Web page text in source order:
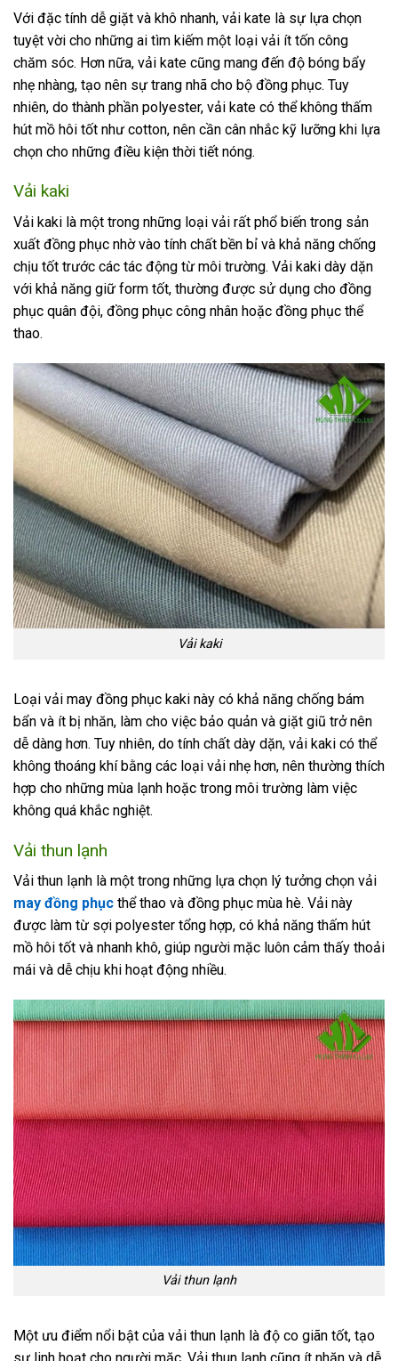
Với đặc tính dễ giặt và khô nhanh, vải kate là sự lựa chọn
tuyệt vời cho những ai tìm kiếm một loại vải ít tốn công
chăm sóc. Hơn nữa, vải kate cũng mang đến độ bóng bẩy
nhẹ nhàng, tạo nên sự trang nhã cho bộ đồng phục. Tuy
nhiên, do thành phần polyester, vải kate có thể không thấm
hút mồ hôi tốt như cotton, nên cần cân nhắc kỹ lưỡng khi lựa
chọn cho những điều kiện thời tiết nóng.
Vải kaki
Vải kaki là một trong những loại vải rất phổ biến trong sản
xuất đồng phục nhờ vào tính chất bền bỉ và khả năng chống
chịu tốt trước các tác động từ môi trường. Vải kaki dày dặn
với khả năng giữ form tốt, thường được sử dụng cho đồng
phục quân đội, đồng phục công nhân hoặc đồng phục thể
thao.
Vải kaki
Loại vải may đồng phục kaki này có khả năng chống bám
bẩn và ít bị nhăn, làm cho việc bảo quản và giặt giũ trở nên
dễ dàng hơn. Tuy nhiên, do tính chất dày dặn, vải kaki có thể
không thoáng khí bằng các loại vải nhẹ hơn, nên thường thích
hợp cho những mùa lạnh hoặc trong môi trường làm việc
không quá khắc nghiệt.
Vải thun lạnh
Vải thun lạnh là một trong những lựa chọn lý tưởng chọn vải
may đồng phục thể thao và đồng phục mùa hè. Vải này
được làm từ sợi polyester tổng hợp, có khả năng thấm hút
mồ hôi tốt và nhanh khô, giúp người mặc luôn cảm thấy thoải
mái và dễ chịu khi hoạt động nhiều.
Vải thun lạnh
Một ưu điểm nổi bật của vải thun lạnh là độ co giãn tốt, tạo